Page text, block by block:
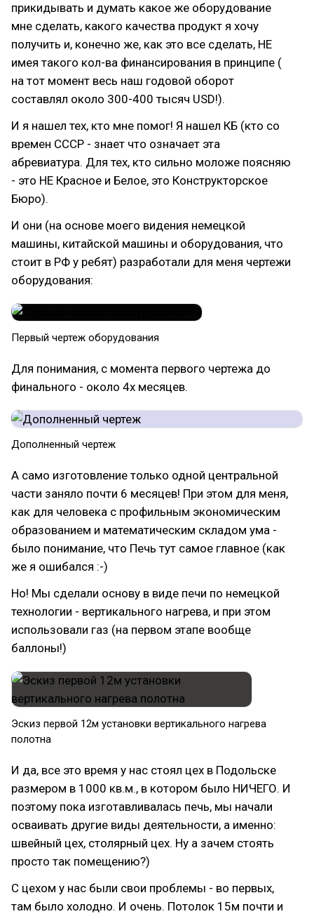
прикидывать и думать какое же оборудование
мне сделать, какого качества продукт я хочу
получить и, конечно же, как это все сделать, НЕ
имея такого кол-ва финансирования в принципе (
на тот момент весь наш годовой оборот
составлял около 300-400 тысяч USD!).
И я нашел тех, кто мне помог! Я нашел КБ (кто со
времен СССР - знает что означает эта
абревиатура. Для тех, кто сильно моложе поясняю
- это НЕ Красное и Белое, это Конструкторское
Бюро).
И они (на основе моего видения немецкой
машины, китайской машины и оборудования, что
стоит в РФ у ребят) разработали для меня чертежи
оборудования:
Первый чертеж оборудования
Для понимания, с момента первого чертежа до
финального - около 4х месяцев.
Дополненный чертеж
А само изготовление только одной центральной
части заняло почти 6 месяцев! При этом для меня,
как для человека с профильным экономическим
образованием и математическим складом ума -
было понимание, что Печь тут самое главное (как
же я ошибался :-)
Но! Мы сделали основу в виде печи по немецкой
технологии - вертикального нагрева, и при этом
использовали газ (на первом этапе вообще
баллоны!)
Эскиз первой 12м установки вертикального нагрева
полотна
И да, все это время у нас стоял цех в Подольске
размером в 1000 кв.м., в котором было НИЧЕГО. И
поэтому пока изготавливалась печь, мы начали
осваивать другие виды деятельности, а именно:
швейный цех, столярный цех. Ну а зачем стоять
просто так помещению?)
С цехом у нас были свои проблемы - во первых,
там было холодно. И очень. Потолок 15м почти и